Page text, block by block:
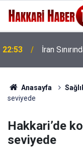
22:53 İran
Anasayfa
seviyede
Hakkari’de
seviyede